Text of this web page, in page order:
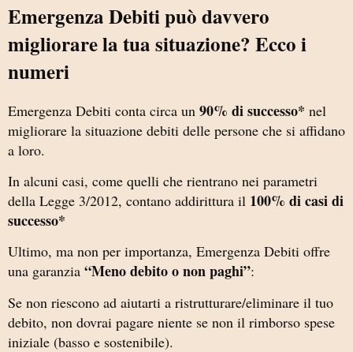
Emergenza Debiti può davvero
migliorare la tua situazione? Ecco i
numeri
Emergenza Debiti conta circa un 90% di successo* nel
migliorare la situazione debiti delle persone che si affidano
a loro.
In alcuni casi, come quelli che rientrano nei parametri
della Legge 3/2012, contano addirittura il 100% di casi di
successo*
Ultimo, ma non per importanza, Emergenza Debiti offre
una garanzia “Meno debito o non paghi”:
Se non riescono ad aiutarti a ristrutturare/eliminare il tuo
debito, non dovrai pagare niente se non il rimborso spese
iniziale (basso e sostenibile).